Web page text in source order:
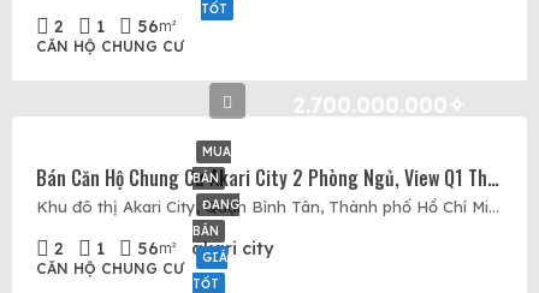
TỐT
2 1 56m²
CĂN HỘ CHUNG CƯ
MUA
BÁN
ĐANG
BÁN
GIÁ
TỐT
2.700.000.000✧
Bán Căn Hộ Chung Cư Akari City 2 Phòng Ngủ, View Q1 Thoáng Mát. Nhà Sổ Hồng. Nhà Trống Mua Ở Ngay.
Khu đô thị Akari City, Quận Bình Tân, Thành phố Hồ Chí Minh, Việt Nam, An Lạc, Quận Bình Tân, Hồ Chí Minh
2 1 56m² akari city
CĂN HỘ CHUNG CƯ